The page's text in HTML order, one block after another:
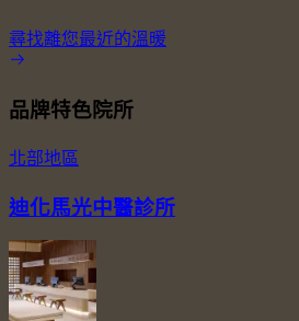
尋找離您最近的溫暖
品牌特色院所
北部地區
迪化馬光中醫診所